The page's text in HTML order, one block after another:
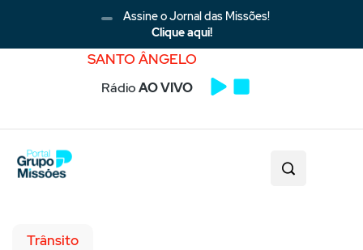
Assine o Jornal das Missões!
Clique aqui!
SANTO ÂNGELO
RádioAO VIVO
Trânsito